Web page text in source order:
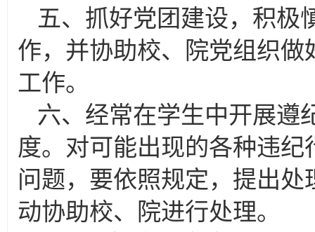
五、抓好党团建设，积极
作，并协助校、院党组织
工作。
六、经常在学生中开展遵
度。对可能出现的各种违
问题，要依照规定，提出
动协助校、院进行处理。